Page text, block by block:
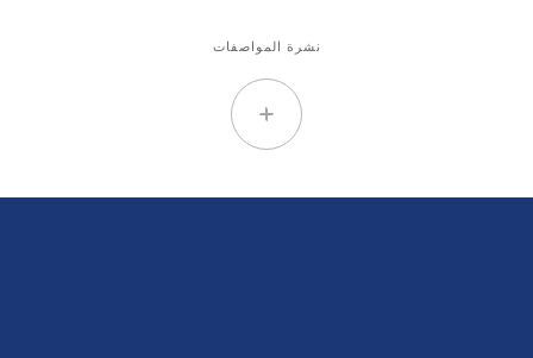
نشرة المواصفات